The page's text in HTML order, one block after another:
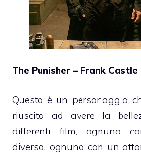
The Punisher – Frank Castle
Questo è un personaggio
riuscito ad avere la
differenti film, ognuno
diversa, ognuno con un